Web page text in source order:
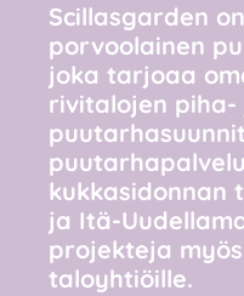
Scillasgarden
porvoolainen
joka tarjoaa
rivitalojen piha-
kukkasidonnan
ja Itä-
projekteja
taloyhtiöille.